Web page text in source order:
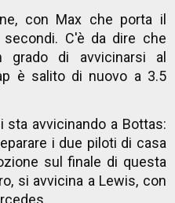
con Max che porta il
C'è da dire che
grado di avvicinarsi al
è salito di nuovo a 3.5
sta avvicinando a Bottas:
i due piloti di casa
sul finale di questa
si avvicina a Lewis, con